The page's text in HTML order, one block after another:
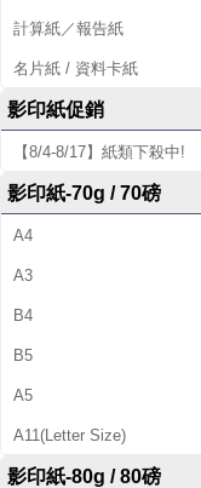
計算紙／報告紙
名片紙 / 資料卡紙
影印紙促銷
【8/4-8/17】紙類下殺中!
影印紙-70g / 70磅
A4
A3
B4
B5
A5
A11(Letter Size)
影印紙-80g / 80磅